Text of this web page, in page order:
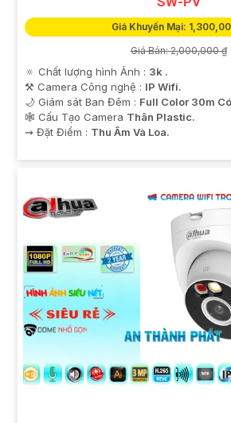
Giá Khuyến Mại:
Giá Bán: 2,000,000 ₫
🔅 Chất lượng hình Ảnh : 3k .
⚒ Camera Công nghệ : IP Wifi.
🌙 Giám sát Ban Đêm : Full Color 30m
🕸️ Cấu Tạo Camera Thân Plastic.
️⇝ Đặt Điểm : Thu Âm Và Loa.